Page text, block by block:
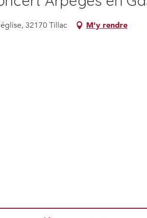
32170 Tillac M'y rendre